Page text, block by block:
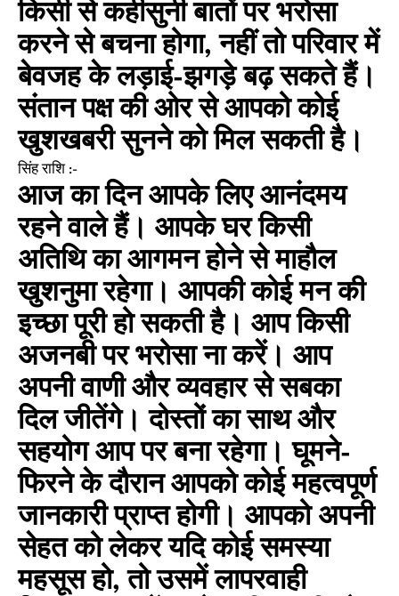
किसी से कहीसुनी बातों पर भरोसा
करने से बचना होगा, नहीं तो परिवार में
बेवजह के लड़ाई-झगड़े बढ़ सकते हैं।
संतान पक्ष की ओर से आपको कोई
खुशखबरी सुनने को मिल सकती है।
सिंह राशि :-
आज का दिन आपके लिए आनंदमय
रहने वाले हैं। आपके घर किसी
अतिथि का आगमन होने से माहौल
खुशनुमा रहेगा। आपकी कोई मन की
इच्छा पूरी हो सकती है। आप किसी
अजनबी पर भरोसा ना करें। आप
अपनी वाणी और व्यवहार से सबका
दिल जीतेंगे। दोस्तों का साथ और
सहयोग आप पर बना रहेगा। घूमने-
फिरने के दौरान आपको कोई महत्वपूर्ण
जानकारी प्राप्त होगी। आपको अपनी
सेहत को लेकर यदि कोई समस्या
महसूस हो, तो उसमें लापरवाही